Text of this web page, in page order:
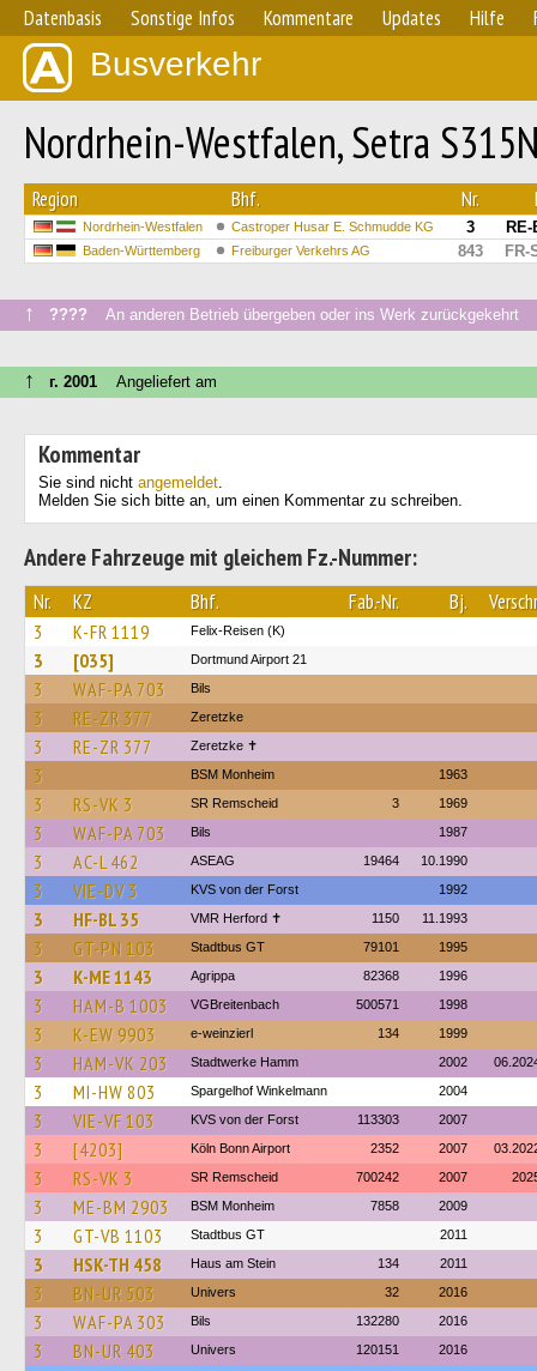
Datenbasis Sonstige Infos Kommentare Updates Hilfe
Busverkehr
Nordrhein-Westfalen, Setra
Region Bhf. Nr.
Nordrhein-Westfalen Castroper Husar E. Schmudde KG 3
Baden-Württemberg Freiburger Verkehrs AG 843 FR-
↑ ???? An anderen Betrieb übergeben oder ins Werk zurückgekehrt
↑ г. 2001 Angeliefert am
Kommentar
Sie sind nicht angemeldet.
Melden Sie sich bitte an, um einen Kommentar zu schreiben.
Andere Fahrzeuge mit gleichem Fz.-Nummer:
Nr. KZ Bhf. Fab.-Nr. Bj.
3 K-FR 1119 Felix-Reisen (K)
3 [035] Dortmund Airport 21
3 WAF-PA 703 Bils
3 RE-ZR 377 Zeretzke
3 RE-ZR 377 Zeretzke ✝
3 BSM Monheim 1963
3 RS-VK 3 SR Remscheid 3 1969
3 WAF-PA 703 Bils 1987
3 AC-L 462 ASEAG 19464 10.1990
3 VIE-DV 3 KVS von der Forst 1992
3 HF-BL 35 VMR Herford ✝ 1150 11.1993
3 GT-PN 103 Stadtbus GT 79101 1995
3 K-ME 1143 Agrippa 82368 1996
3 HAM-B 1003 VGBreitenbach 500571 1998
3 K-EW 9903 e-weinzierl 134 1999
3 HAM-VK 203 Stadtwerke Hamm 2002
3 MI-HW 803 Spargelhof Winkelmann 2004
3 VIE-VF 103 KVS von der Forst 113303 2007
3 [4203] Köln Bonn Airport 2352 2007
3 RS-VK 3 SR Remscheid 700242 2007
3 ME-BM 2903 BSM Monheim 7858 2009
3 GT-VB 1103 Stadtbus GT 2011
3 HSK-TH 458 Haus am Stein 134 2011
3 BN-UR 503 Univers 32 2016
3 WAF-PA 303 Bils 132280 2016
3 BN-UR 403 Univers 120151 2016